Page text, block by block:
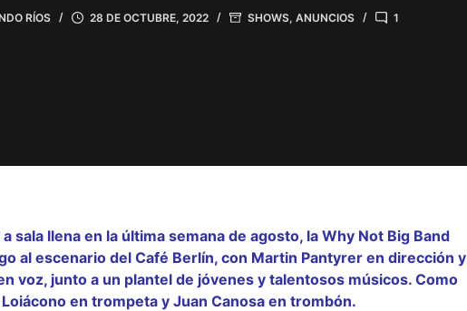
RÍOS 28 DE OCTUBRE, 2022 SHOWS, ANUNCIOS 1
sala llena en la última semana de agosto, la Why Not Big Band
al escenario del Café Berlín, con Martin Pantyrer en dirección y
voz, junto a un plantel de jóvenes y talentosos músicos. Como
en trompeta y Juan Canosa en trombón.